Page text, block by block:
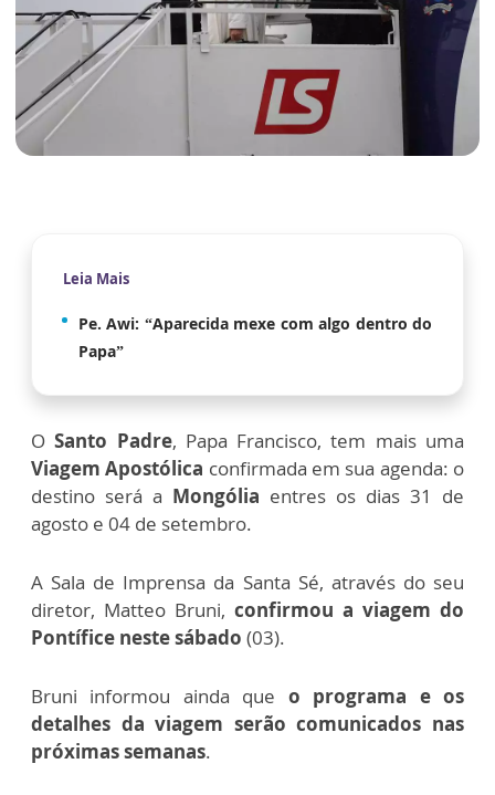
Leia Mais
Pe. Awi: “Aparecida mexe com algo dentro do
Papa”
OSanto Padre, Papa Francisco, tem mais uma
Viagem Apostólica confirmada em sua agenda: o
destino será a Mongólia entres os dias 31 de
agosto e 04 de setembro.
A Sala de Imprensa da Santa Sé, através do seu
diretor, Matteo Bruni, confirmou a viagem do
Pontífice neste sábado (03).
Bruni informou ainda que o programa e os
detalhes da viagem serão comunicados nas
próximas semanas.